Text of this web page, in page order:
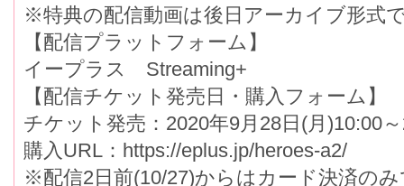
※特典の配信動画は後日アーカイブ形式
【配信プラットフォーム】
イープラス Streaming+
【配信チケット発売日・購入フォーム】
チケット発売：2020年9月28日(月)10:00
購入URL：https://eplus.jp/heroes-a2/
※配信2日前(10/27)からはカード決済の